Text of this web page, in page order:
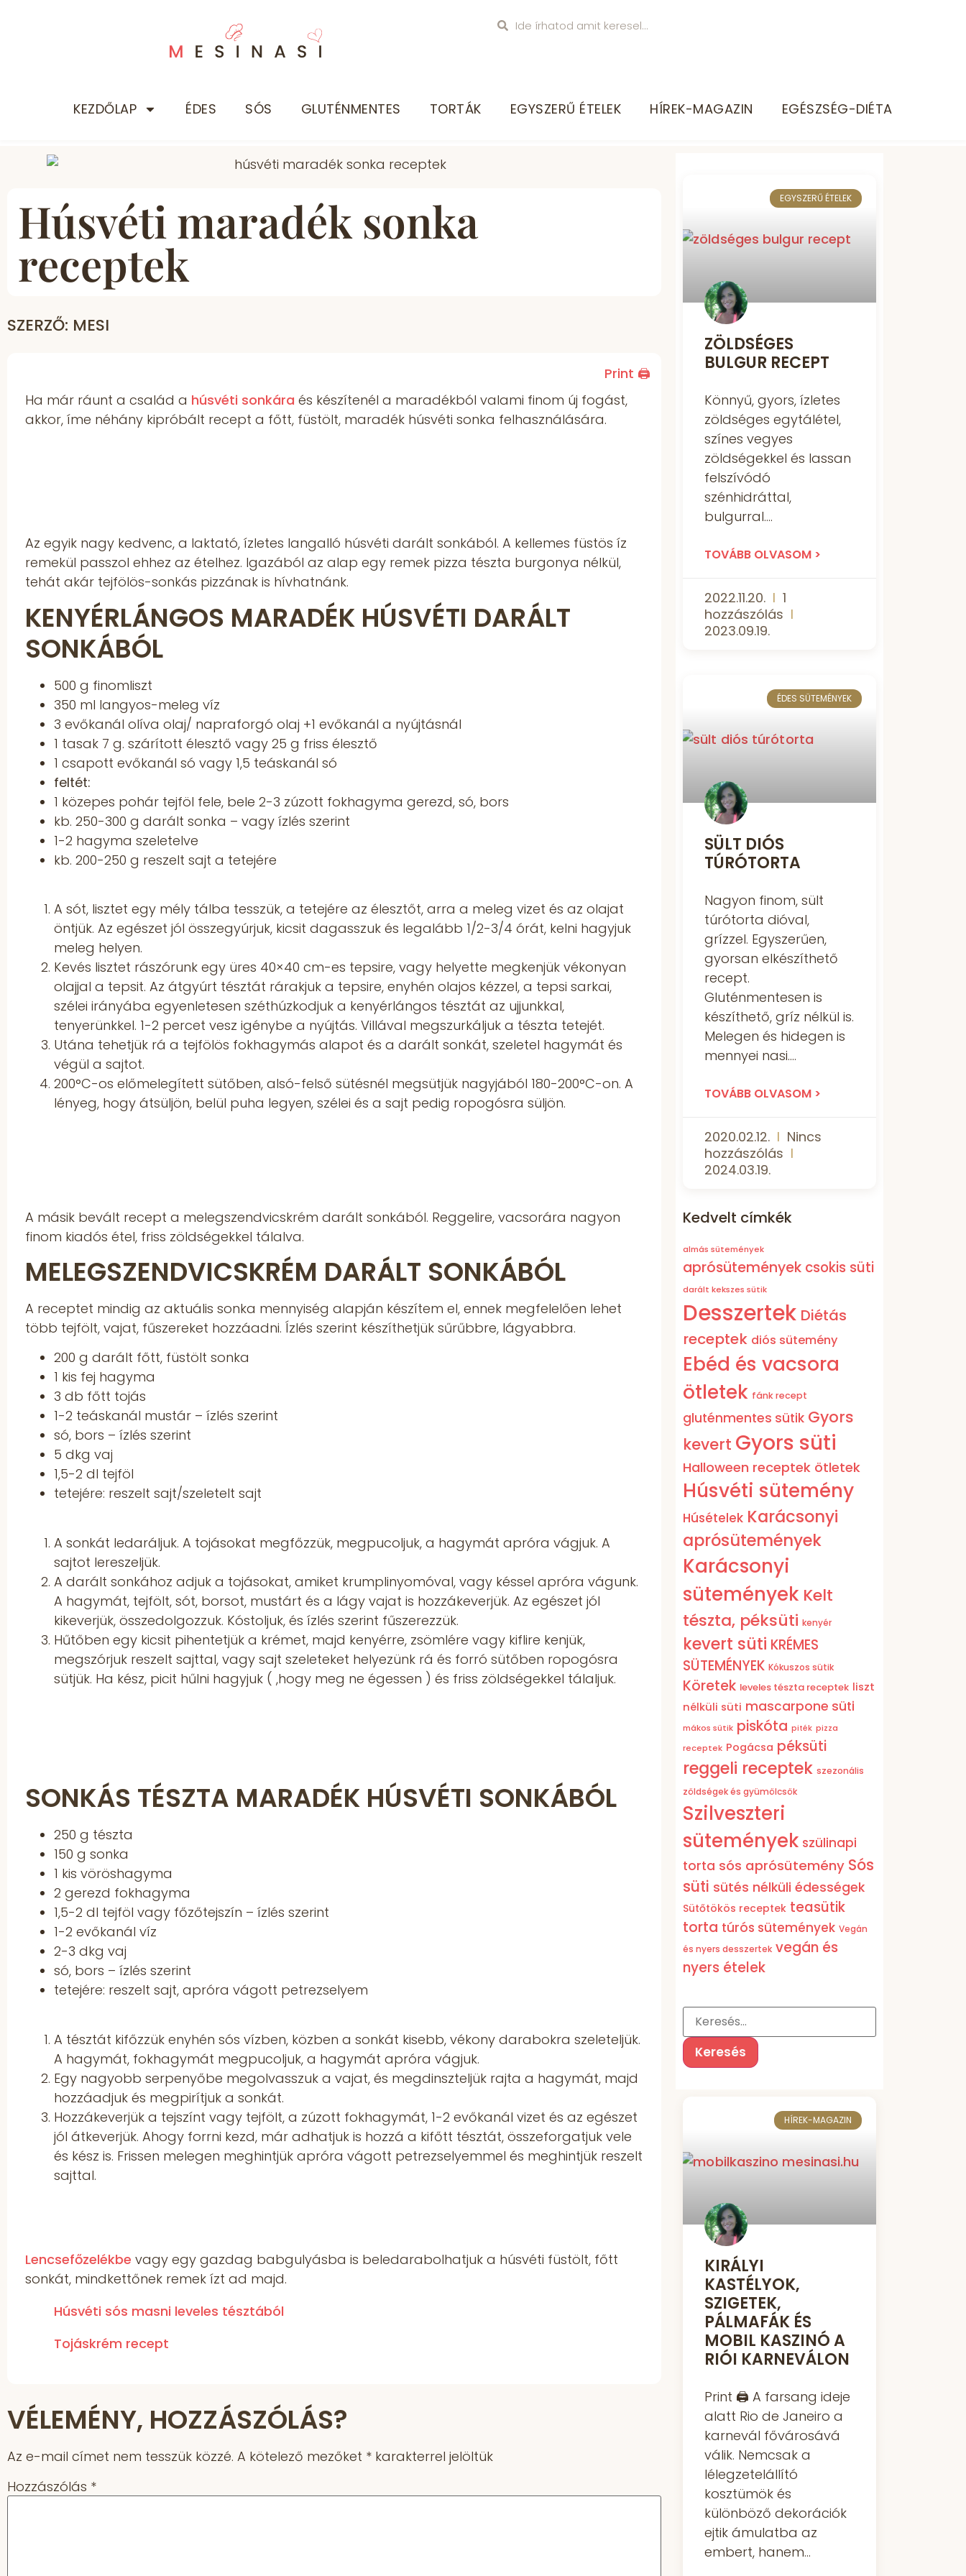
KEZDŐLAP ÉDES SÓS GLUTÉNMENTES TORTÁK EGYSZERŰ ÉTELEK HÍREK-MAGAZIN EGÉSZSÉG-DIÉTA
Húsvéti maradék sonka
receptek
SZERZŐ: MESI
Print 🖨
Ha már ráunt a család a húsvéti sonkára és készítenél a maradékból valami finom új fogást,
akkor, íme néhány kipróbált recept a főtt, füstölt, maradék húsvéti sonka felhasználására.
Az egyik nagy kedvenc, a laktató, ízletes langalló húsvéti darált sonkából. A kellemes füstös íz
remekül passzol ehhez az ételhez. Igazából az alap egy remek pizza tészta burgonya nélkül,
tehát akár tejfölös-sonkás pizzának is hívhatnánk.
KENYÉRLÁNGOS MARADÉK HÚSVÉTI DARÁLT
SONKÁBÓL
500 g finomliszt
350 ml langyos-meleg víz
3 evőkanál olíva olaj/ napraforgó olaj +1 evőkanál a nyújtásnál
1 tasak 7 g. szárított élesztő vagy 25 g friss élesztő
1 csapott evőkanál só vagy 1,5 teáskanál só
feltét:
1 közepes pohár tejföl fele, bele 2-3 zúzott fokhagyma gerezd, só, bors
kb. 250-300 g darált sonka – vagy ízlés szerint
1-2 hagyma szeletelve
kb. 200-250 g reszelt sajt a tetejére
A sót, lisztet egy mély tálba tesszük, a tetejére az élesztőt, arra a meleg vizet és az olajat
öntjük. Az egészet jól összegyúrjuk, kicsit dagasszuk és legalább 1/2-3/4 órát, kelni hagyjuk
meleg helyen.
Kevés lisztet rászórunk egy üres 40×40 cm-es tepsire, vagy helyette megkenjük vékonyan
olajjal a tepsit. Az átgyúrt tésztát rárakjuk a tepsire, enyhén olajos kézzel, a tepsi sarkai,
szélei irányába egyenletesen széthúzkodjuk a kenyérlángos tésztát az ujjunkkal,
tenyerünkkel. 1-2 percet vesz igénybe a nyújtás. Villával megszurkáljuk a tészta tetejét.
Utána tehetjük rá a tejfölös fokhagymás alapot és a darált sonkát, szeletel hagymát és
végül a sajtot.
200°C-os előmelegített sütőben, alsó-felső sütésnél megsütjük nagyjából 180-200°C-on. A
lényeg, hogy átsüljön, belül puha legyen, szélei és a sajt pedig ropogósra süljön.
A másik bevált recept a melegszendvicskrém darált sonkából. Reggelire, vacsorára nagyon
finom kiadós étel, friss zöldségekkel tálalva.
MELEGSZENDVICSKRÉM DARÁLT SONKÁBÓL
A receptet mindig az aktuális sonka mennyiség alapján készítem el, ennek megfelelően lehet
több tejfölt, vajat, fűszereket hozzáadni. Ízlés szerint készíthetjük sűrűbbre, lágyabbra.
200 g darált főtt, füstölt sonka
1 kis fej hagyma
3 db főtt tojás
1-2 teáskanál mustár – ízlés szerint
só, bors – ízlés szerint
5 dkg vaj
1,5-2 dl tejföl
tetejére: reszelt sajt/szeletelt sajt
A sonkát ledaráljuk. A tojásokat megfőzzük, megpucoljuk, a hagymát apróra vágjuk. A
sajtot lereszeljük.
A darált sonkához adjuk a tojásokat, amiket krumplinyomóval, vagy késsel apróra vágunk.
A hagymát, tejfölt, sót, borsot, mustárt és a lágy vajat is hozzákeverjük. Az egészet jól
kikeverjük, összedolgozzuk. Kóstoljuk, és ízlés szerint fűszerezzük.
Hűtőben egy kicsit pihentetjük a krémet, majd kenyérre, zsömlére vagy kiflire kenjük,
megszórjuk reszelt sajttal, vagy sajt szeleteket helyezünk rá és forró sütőben ropogósra
sütjük. Ha kész, picit hűlni hagyjuk ( ,hogy meg ne égessen ) és friss zöldségekkel tálaljuk.
SONKÁS TÉSZTA MARADÉK HÚSVÉTI SONKÁBÓL
250 g tészta
150 g sonka
1 kis vöröshagyma
2 gerezd fokhagyma
1,5-2 dl tejföl vagy főzőtejszín – ízlés szerint
1-2 evőkanál víz
2-3 dkg vaj
só, bors – ízlés szerint
tetejére: reszelt sajt, apróra vágott petrezselyem
A tésztát kifőzzük enyhén sós vízben, közben a sonkát kisebb, vékony darabokra szeleteljük.
A hagymát, fokhagymát megpucoljuk, a hagymát apróra vágjuk.
Egy nagyobb serpenyőbe megolvasszuk a vajat, és megdinszteljük rajta a hagymát, majd
hozzáadjuk és megpirítjuk a sonkát.
Hozzákeverjük a tejszínt vagy tejfölt, a zúzott fokhagymát, 1-2 evőkanál vizet és az egészet
jól átkeverjük. Ahogy forrni kezd, már adhatjuk is hozzá a kifőtt tésztát, összeforgatjuk vele
és kész is. Frissen melegen meghintjük apróra vágott petrezselyemmel és meghintjük reszelt
sajttal.
Lencsefőzelékbe vagy egy gazdag babgulyásba is beledarabolhatjuk a húsvéti füstölt, főtt
sonkát, mindkettőnek remek ízt ad majd.
Húsvéti sós masni leveles tésztából
Tojáskrém recept
VÉLEMÉNY, HOZZÁSZÓLÁS?
Az e-mail címet nem tesszük közzé. A kötelező mezőket * karakterrel jelöltük
Hozzászólás *
EGYSZERŰ ÉTELEK
ZÖLDSÉGES
BULGUR RECEPT
Könnyű, gyors, ízletes
zöldséges egytálétel,
színes vegyes
zöldségekkel és lassan
felszívódó
szénhidráttal,
bulgurral.
TOVÁBB OLVASOM >
2022.11.20.
1
hozzászólás
2023.09.19.
ÉDES SÜTEMÉNYEK
SÜLT DIÓS
TÚRÓTORTA
Nagyon finom, sült
túrótorta dióval,
grízzel. Egyszerűen,
gyorsan elkészíthető
recept.
Gluténmentesen is
készíthető, gríz nélkül is.
Melegen és hidegen is
mennyei nasi.
TOVÁBB OLVASOM >
2020.02.12.
Nincs
hozzászólás
2024.03.19.
Kedvelt címkék
almás sütemények
aprósütemények csokis süti
darált kekszes sütik
Desszertek Diétás
receptek diós sütemény
Ebéd és vacsora
ötletek fánk recept
gluténmentes sütik Gyors
kevert Gyors süti
Halloween receptek ötletek
Húsvéti sütemény
Húsételek Karácsonyi
aprósütemények
Karácsonyi
sütemények Kelt
tészta, péksüti kenyér
kevert süti KRÉMES
SÜTEMÉNYEK Kókuszos sütik
Köretek leveles tészta receptek liszt
nélküli süti mascarpone süti
mákos sütik piskóta piték pizza
receptek Pogácsa péksüti
reggeli receptek szezonális
zöldségek és gyümölcsök
Szilveszteri
sütemények szülinapi
torta sós aprósütemény Sós
süti sütés nélküli édességek
Sütőtökös receptek teasütik
torta túrós sütemények Vegán
és nyers desszertek vegán és
nyers ételek
HÍREK-MAGAZIN
KIRÁLYI
KASTÉLYOK,
SZIGETEK,
PÁLMAFÁK ÉS
MOBIL KASZINÓ A
RIÓI KARNEVÁLON
Print 🖨 A farsang ideje
alatt Rio de Janeiro a
karnevál fővárosává
válik. Nemcsak a
lélegzetelállító
kosztümök és
különböző dekorációk
ejtik ámulatba az
embert, hanem